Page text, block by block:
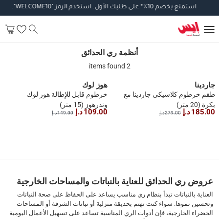
استمتع بخصم10 ٪*على طلبك الأول.استخدم الرمز"WELCOME10".
أنظمة ري الحدائقأنظمة ري الحدائق
2 items found
جاردينا
طقم خرطوم كلاسيكي جاردينا مع
بكرة (20 متر)
185.00 د.إ 279.00 د.إ
هوز لوك
خرطوم قابل للإطالة هوز لوك
وندرهوز (15 متر)
109.00 د.إ 149.00 د.إ
عروض ري الحدائق للعناية بالنباتات والمساحات الخارجية
العناية بالنباتات تبدأ بنظام ري مناسب يساعد على الحفاظ على صحة النباتات
وتحسين نموها. سواء كنت تهتم بحديقة منزلية أو نباتات الشرفة أو المساحات
الخضراء الخارجية، فإن أدوات الري المناسبة تساعد على تسهيل الأعمال اليومية